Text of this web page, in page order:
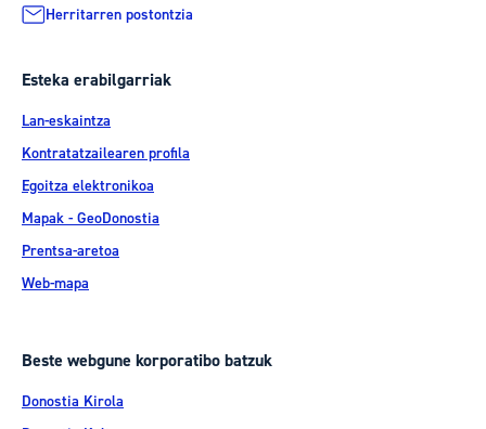
Herritarren postontzia
Esteka erabilgarriak
Lan-eskaintza
Kontratatzailearen profila
Egoitza elektronikoa
Mapak - GeoDonostia
Prentsa-aretoa
Web-mapa
Beste webgune korporatibo batzuk
Donostia Kirola